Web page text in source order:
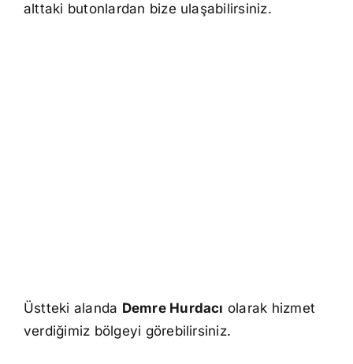
alttaki butonlardan bize ulaşabilirsiniz.
Üstteki alanda Demre Hurdacı olarak hizmet
verdiğimiz bölgeyi görebilirsiniz.